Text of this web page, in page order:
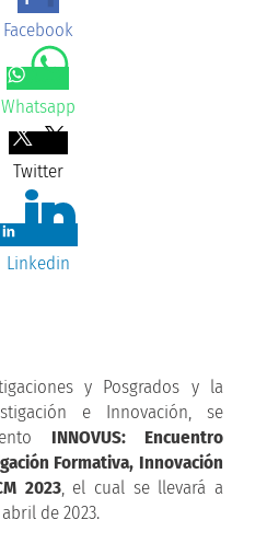
Facebook
Whatsapp
Twitter
Linkedin
y Posgrados y la
e Innovación, se
INNOVUS: Encuentro
Formativa, Innovación
2023, el cual se llevará a
de 2023.